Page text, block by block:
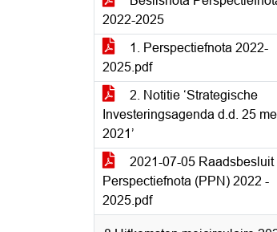
2022-2025
1. Perspectiefnota 2022-
2025.pdf
2. Notitie ‘Strategische
Investeringsagenda d.d. 25
2021’
2021-07-05 Raadsbesluit
Perspectiefnota (PPN) 2022 -
2025.pdf